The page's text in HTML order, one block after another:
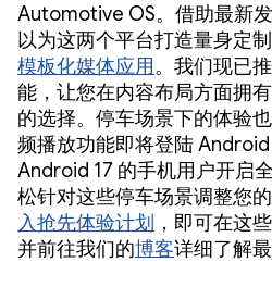
Automotive OS。借助最新
以为这两个平台打造量身定
模板化媒体应用。我们现已
能，让您在内容布局方面拥
的选择。停车场景下的体验
频播放功能即将登陆
Android 17 的手机用户开启
松针对这些停车场景调整您的
入抢先体验计划 ，即可在这
并前往我们的博客详细了解最